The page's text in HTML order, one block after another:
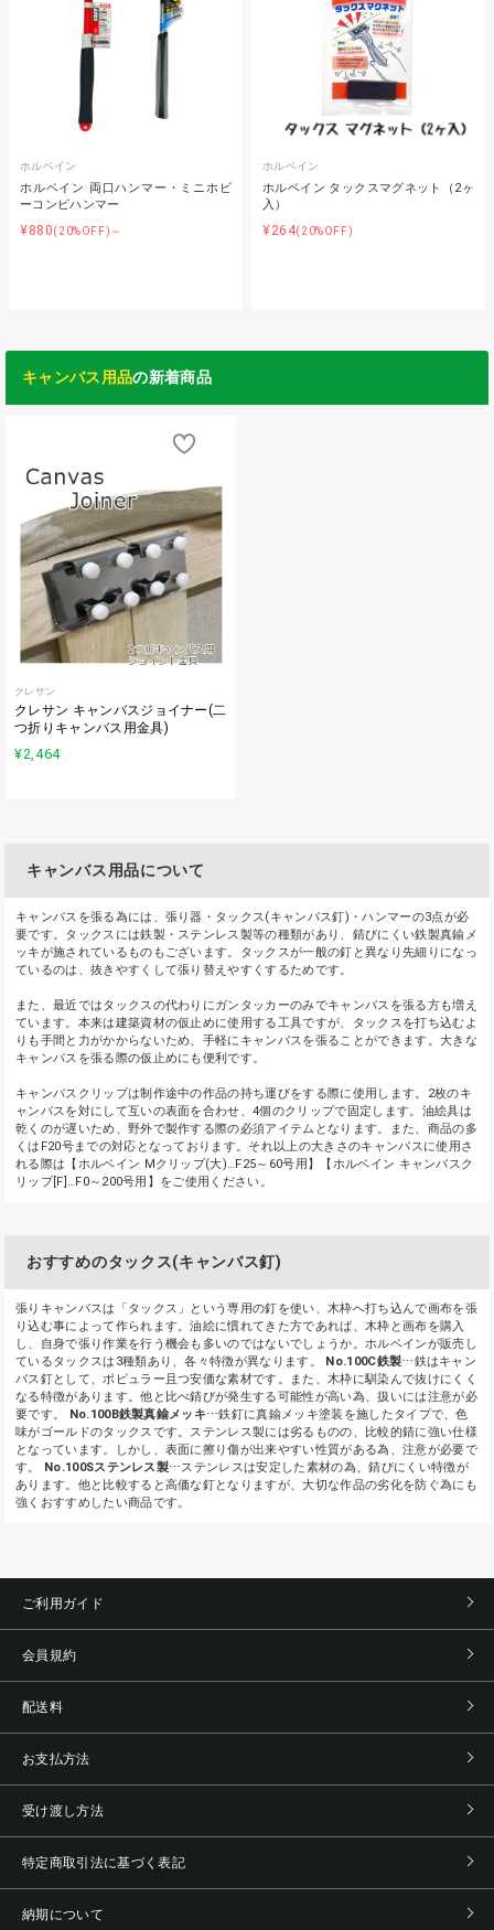
ホルベイン
ホルベイン 両口ハンマー・ミニホビ
ーコンビハンマー
¥880(20%OFF)～
ホルベイン
ホルベイン タックスマグネット（2ヶ
入）
¥264(20%OFF)
キャンバス用品の新着商品
クレサン
クレサン キャンバスジョイナー(二
つ折りキャンバス用金具)
¥2,464
キャンバス用品について
キャンバスを張る為には、張り器・タックス(キャンバス釘)・ハンマーの3点が必
要です。タックスには鉄製・ステンレス製等の種類があり、錆びにくい鉄製真鍮メ
ッキが施されているものもございます。タックスが一般の釘と異なり先細りになっ
ているのは、抜きやすくして張り替えやすくするためです。
また、最近ではタックスの代わりにガンタッカーのみでキャンバスを張る方も増え
ています。本来は建築資材の仮止めに使用する工具ですが、タックスを打ち込むよ
りも手間と力がかからないため、手軽にキャンバスを張ることができます。大きな
キャンバスを張る際の仮止めにも便利です。
キャンバスクリップは制作途中の作品の持ち運びをする際に使用します。2枚のキ
ャンバスを対にして互いの表面を合わせ、4個のクリップで固定します。油絵具は
乾くのが遅いため、野外で製作する際の必須アイテムとなります。また、商品の多
くはF20号までの対応となっております。それ以上の大きさのキャンバスに使用さ
れる際は【ホルベイン Мクリップ(大)…F25～60号用】【ホルベイン キャンバスク
リップ[F]…F0～200号用】をご使用ください。
おすすめのタックス(キャンバス釘)
張りキャンバスは「タックス」という専用の釘を使い、木枠へ打ち込んで画布を張
り込む事によって作られます。油絵に慣れてきた方であれば、木枠と画布を購入
し、自身で張り作業を行う機会も多いのではないでしょうか。ホルベインが販売し
ているタックスは3種類あり、各々特徴が異なります。
No.100C鉄製⋯鉄はキャン
バス釘として、ポピュラー且つ安価な素材です。また、木枠に馴染んで抜けにくく
なる特徴があります。他と比べ錆びが発生する可能性が高い為、扱いには注意が必
要です。
No.100B鉄製真鍮メッキ⋯鉄釘に真鍮メッキ塗装を施したタイプで、色
味がゴールドのタックスです。ステンレス製には劣るものの、比較的錆に強い仕様
となっています。しかし、表面に擦り傷が出来やすい性質がある為、注意が必要で
す。
No.100Sステンレス製⋯ステンレスは安定した素材の為、錆びにくい特徴が
あります。他と比較すると高価な釘となりますが、大切な作品の劣化を防ぐ為にも
強くおすすめしたい商品です。
ご利用ガイド
会員規約
配送料
お支払方法
受け渡し方法
特定商取引法に基づく表記
納期について